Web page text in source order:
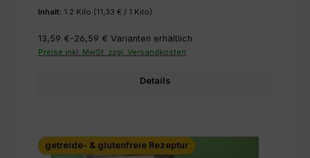
Inhalt: 1.2 Kilo (11,33 € / 1 Kilo)
13,59 €-26,59 € Varianten erhältlich
Preise inkl. MwSt. zzgl. Versandkosten
Details
getreide- & glutenfreie Rezeptur